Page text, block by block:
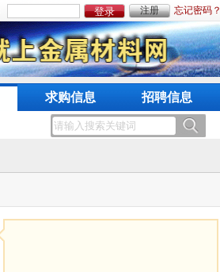
注册 忘记密码？
求购信息 招聘信息